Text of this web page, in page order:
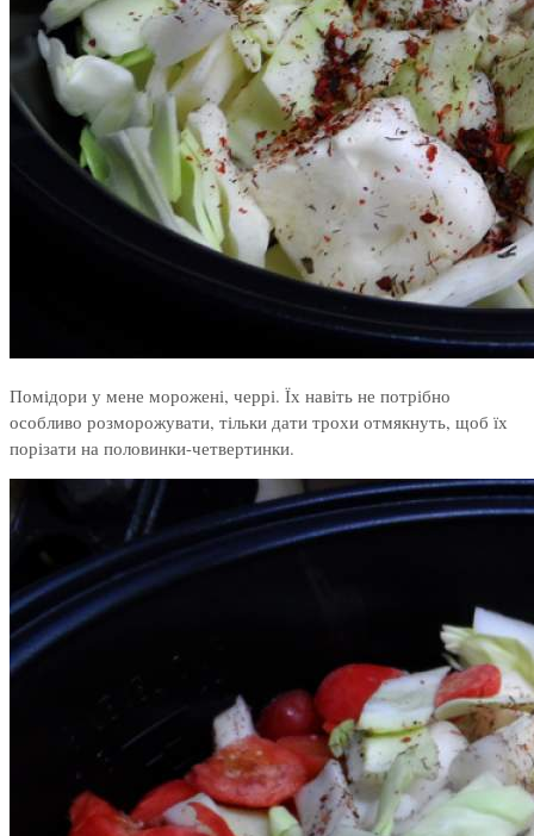
Помідори у мене морожені, черрі. Їх навіть не потрібно
особливо розморожувати, тільки дати трохи отмякнуть, щоб їх
порізати на половинки-четвертинки.